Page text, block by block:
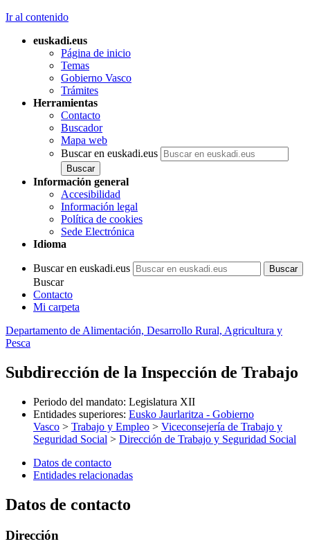
Ir al contenido
euskadi.eus
Página de inicio
Temas
Gobierno Vasco
Trámites
Herramientas
Contacto
Buscador
Mapa web
Buscar en euskadi.eus
Información general
Accesibilidad
Información legal
Política de cookies
Sede Electrónica
Idioma
Buscar en euskadi.eus
Buscar
Contacto
Mi carpeta
Departamento de Alimentación, Desarrollo Rural, Agricultura y
Pesca
Subdirección de la Inspección de Trabajo
Periodo del mandato: Legislatura XII
Entidades superiores: Eusko Jaurlaritza - Gobierno
Vasco > Trabajo y Empleo > Viceconsejería de Trabajo y
Seguridad Social > Dirección de Trabajo y Seguridad Social
Datos de contacto
Entidades relacionadas
Datos de contacto
Dirección